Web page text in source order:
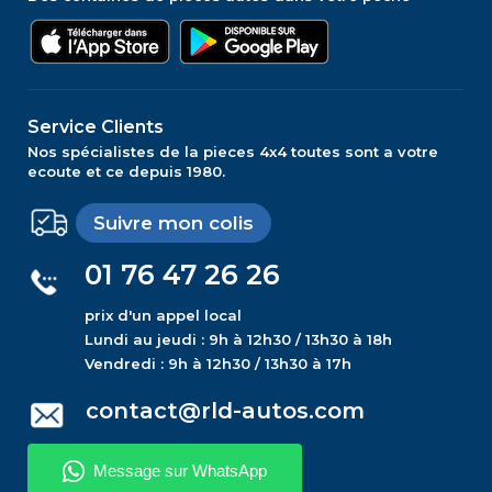
Service Clients
Nos spécialistes de la pieces 4x4 toutes sont a votre
ecoute et ce depuis 1980.
Suivre mon colis
01 76 47 26 26
prix d'un appel local
Lundi au jeudi : 9h à 12h30 / 13h30 à 18h
Vendredi : 9h à 12h30 / 13h30 à 17h
contact@rld-autos.com